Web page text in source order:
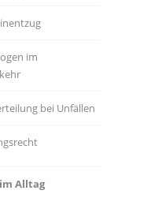
im
bei Unfällen
Alltag